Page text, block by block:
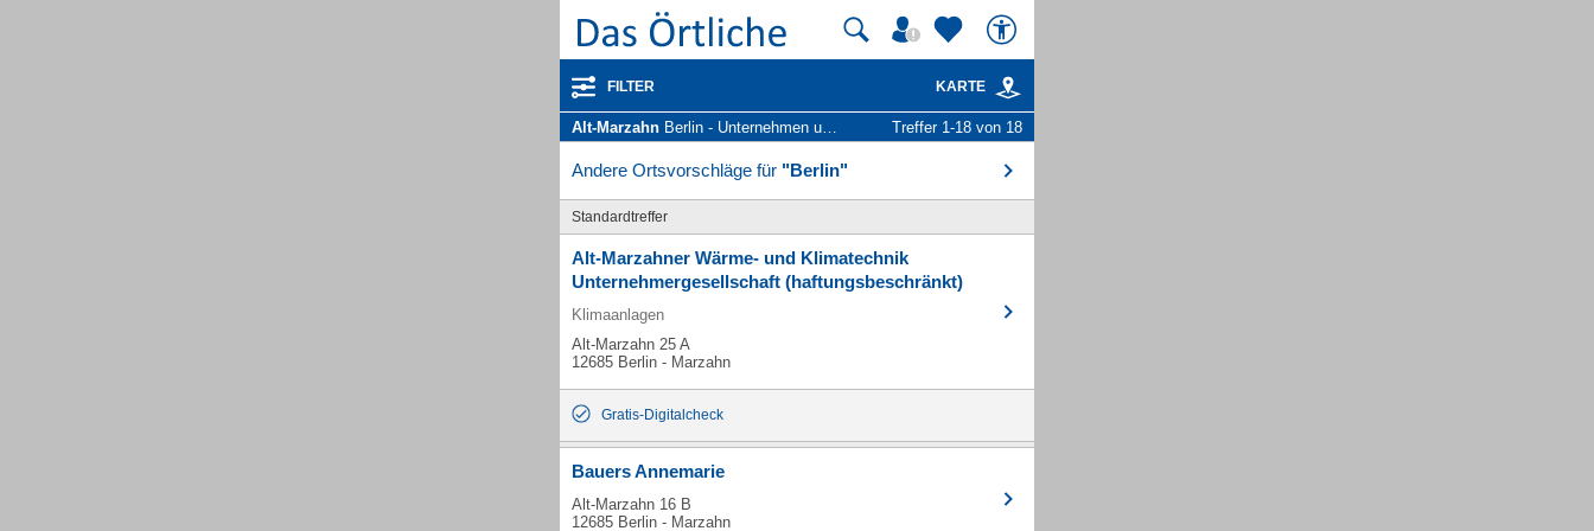
FILTER KARTE
Alt-Marzahn Berlin - Unternehmen und Personen Treffer 1-18 von 18
Andere Ortsvorschläge für "Berlin"
Standardtreffer
Alt-Marzahner Wärme- und Klimatechnik
Unternehmergesellschaft (haftungsbeschränkt)
Klimaanlagen
Alt-Marzahn 25 A
12685 Berlin - Marzahn
Gratis-Digitalcheck
Bauers Annemarie
Alt-Marzahn 16 B
12685 Berlin - Marzahn